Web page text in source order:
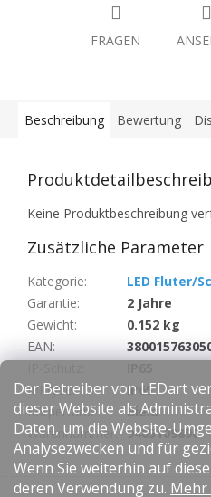
Der Betreiber von LEDart
dieser Website als
Daten, um die Website-
Analysezwecken und für
Wenn Sie weiterhin auf
deren Verwendung zu. Mehr
FRAGEN
Beschreibung Bewertung
Keine Produktbeschreibung
Zusätzliche Parameter
Kategorie:
LED Fluter/
Garantie:
2 Jahre
Gewicht:
0.152 kg
EAN:
IPKrytie:
IP65
Körperfarbe:
Biela
Warennummer: 9405109890